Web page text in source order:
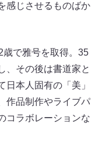
感じさせるものばか
歳で雅号を取得。35
、その後は書道家と
日本人固有の「美」
作品制作やライブパ
コラボレーションな